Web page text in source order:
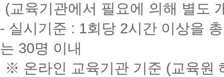
(교육기관에서 필요에 의해 별도
- 실시기준 : 1회당 2시간 이상을
는 30명 이내
※ 온라인 교육기관 기준 (교육원